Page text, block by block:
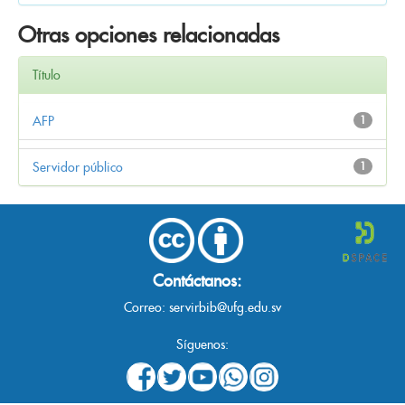
Otras opciones relacionadas
Título
1
AFP
1
Servidor público
Contáctanos:
Correo: servirbib@ufg.edu.sv
Síguenos: